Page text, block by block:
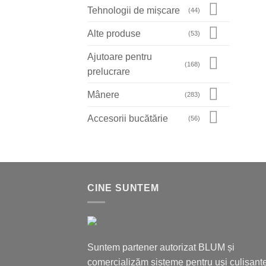
Tehnologii de mișcare (44)
Alte produse (53)
Ajutoare pentru
prelucrare
(168)
Mânere (283)
Accesorii bucătărie (56)
CINE SUNTEM
Suntem partener autorizat BLUM și
comercializăm sisteme pentru uşi